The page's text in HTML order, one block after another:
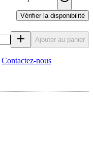
Vérifier la disponibilité
Ajouter au panier
Contactez‑nous